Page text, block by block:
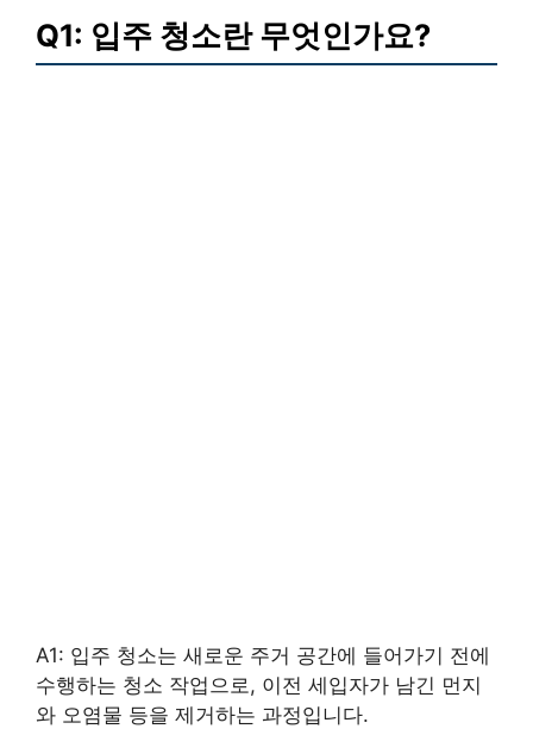
Q1: 입주 청소란 무엇인가요?
A1: 입주 청소는 새로운 주거 공간에 들어가기 전에
수행하는 청소 작업으로, 이전 세입자가 남긴 먼지
와 오염물 등을 제거하는 과정입니다.